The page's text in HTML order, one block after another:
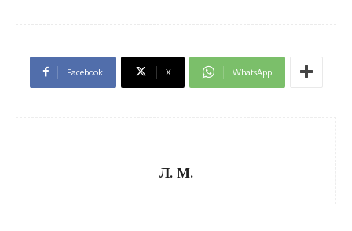
Facebook X WhatsApp
Л. М.